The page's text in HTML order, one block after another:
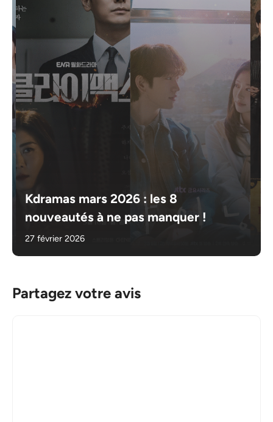
Kdramas mars 2026 : les 8
nouveautés à ne pas manquer !
27 février 2026
Partagez votre avis